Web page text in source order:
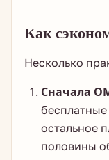
Как
Несколько
Сначала
остальное
половины